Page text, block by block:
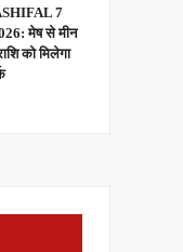
7
मेष से मीन
को मिलेगा